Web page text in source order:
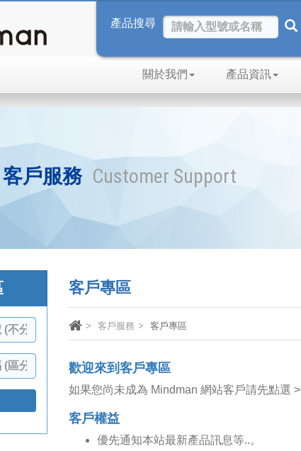
產品搜尋
關於我們 產品資訊
客戶服務 Customer Support
客戶專區
客戶服務 客戶專區
歡迎來到客戶專區
如果您尚未成為 Mindman 網站客戶請先點選 >
客戶權益
優先通知本站最新產品訊息等..。